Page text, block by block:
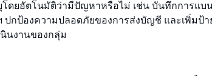
โดยอัตโนมัติว่ามีปัญหาหรือไม่ เช่น บันทึกการแบ
ปกป้องความปลอดภัยของการส่งบัญชี และเพิ่มป้
นินงานของกลุ่ม